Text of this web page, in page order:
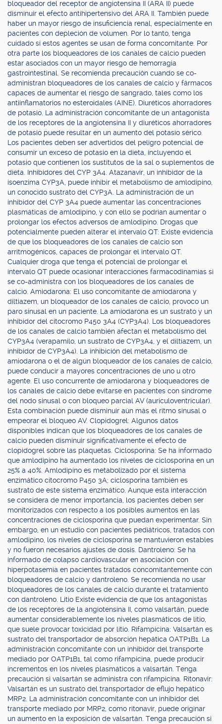
bloqueador del receptor de angiotensina II (ARA II) puede
disminuir el efecto antihipertensivo del ARA II. También puede
haber un mayor riesgo de insuficiencia renal, especialmente en
pacientes con depleción de volumen. Por lo tanto, tenga
cuidado si estos agentes se usan de forma concomitante. Por
otra parte los bloqueadores de los canales de calcio pueden
estar asociados con un mayor riesgo de hemorragia
gastrointestinal. Se recomienda precaución cuando se co-
administran bloqueadores de los canales de calcio y fármacos
capaces de aumentar el riesgo de sangrado, tales como los
antiinflamatorios no esteroidales (AINE). Diuréticos ahorradores
de potasio. La administración concomitante de un antagonista
de los receptores de la angiotensina II y diuréticos ahorradores
de potasio puede resultar en un aumento del potasio sérico.
Los pacientes deben ser advertidos del peligro potencial de
consumir un exceso de potasio en la dieta, incluyendo el
potasio que contienen los sustitutos de la sal o suplementos de
dieta. Inhibidores del CYP 3A4. Atazanavir, un inhibidor de la
isoenzima CYP3A, puede inhibir el metabolismo de amlodipino,
un conocido sustrato del CYP3A. La administración de un
inhibidor del CYP 3A4 puede aumentar las concentraciones
plasmáticas de amlodipino, y con ello se podrían aumentar o
prolongar los efectos adversos de amlodipino. Drogas que
potencialmente pueden alterar el intervalo QT: Existe evidencia
de que los bloqueadores de los canales de calcio son
arritmogénicos, capaces de prolongar el intervalo QT.
Cualquier droga que tenga el potencial de prolongar el
intervalo QT puede ocasionar interacciones farmacodinamias si
se co-administra con los bloqueadores de los canales de
calcio. Amiodarona: El uso concomitante de amiodarona y
diltiazem, un bloqueador de los canales de calcio, provoco un
paro sinusal en un paciente. La amiodarona es un sustrato y un
inhibidor del citocromo P450 3A4 (CYP3A4). Los bloqueadores
de los canales de calcio también afectan el metabolismo del
CYP3A4 (verapamilo, un sustrato de CYP3A4, y el diltiazem, un
inhibidor de CYP3A4). La inhibición del metabolismo de
amiodarona o el de algún bloqueador de los canales de calcio,
puede conducir a mayores concentraciones de uno u otro
agente. El uso concurrente de amiodarona y bloqueadores de
los canales de calcio debe evitarse en pacientes con síndrome
del nodo sinusal o con bloqueo parcial AV (auriculoventricular).
Esta combinación puede disminuir aún más el ritmo sinusal o
empeorar el bloqueo AV. Clopidogrel: Algunos datos
disponibles indican que los bloqueadores de los canales de
calcio pueden disminuir significativamente el efecto de
clopidogrel sobre las plaquetas. Ciclosporina: Se ha informado
que amlodipino ha aumentado los niveles de ciclosporina en un
25% a 40%. Amlodipino es metabolizado por el sistema
enzimático citocromo P450 3A; ciclosporina también es
sustrato de este sistema enzimático. Aunque esta interacción
se considera de menor importancia, los pacientes deben ser
monitorizados con respecto a los posibles aumentos en las
concentraciones de ciclosporina que puedan experimentar. Sin
embargo, en un estudio con pacientes pediátricos, tratados con
amlodipino, los niveles de ciclosporina se mantuvieron estables
y no fueron necesarios ajustes de dosis. Dantroleno: Se ha
informado de colapso cardiovascular en asociación con
hiperpotasemia en pacientes tratados concomitantemente con
bloqueadores de calcio y dantroleno. Se recomienda no usar
bloqueadores de los canales de calcio durante el tratamiento
con dantroleno. Litio Existe evidencia de que los antagonistas
de los receptores de la angiotensina II, como valsartán, puede
aumentar considerablemente los niveles plasmáticos de litio,
que suele provocar toxicidad por litio. Rifampicina: Valsartán es
sustrato del transportador de absorción hepática OATP1B1. La
administración concomitante con un inhibidor del transporte
mediado por OATP1B1, tal como rifampicina, puede producir
incrementos en los niveles plasmáticos a valsartán. Tenga
precaución si valsartán se administra con rifampicina. Ritonavir:
Valsartán es un sustrato del transportador de eflujo hepático
MRP2. La administración concomitante con un inhibidor del
transporte mediado por MRP2, como ritonavir, puede originar
un aumento en la exposición de valsartán. Tenga precaución si